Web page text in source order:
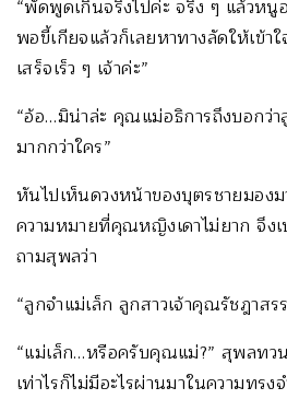
“พัดพูดเกินจริงไปค่ะ จริง ๆ แล้วห
พอขี้เกียจแล้วก็เลยหาทางลัดให้เข้า
เสร็จเร็ว ๆ เจ้าค่ะ”
“อ้อ…มิน่าล่ะ คุณแม่อธิการถึงบอกว่
มากกว่าใคร”
หันไปเห็นดวงหน้าของบุตรชายมอง
ความหมายที่คุณหญิงเดาไม่ยาก จึงเ
ถามสุพลว่า
“ลูกจำแม่เล็ก ลูกสาวเจ้าคุณรัชฎาส
“แม่เล็ก…หรือครับคุณแม่?” สุพลท
เท่าไรก็ไม่มีอะไรผ่านมาในความทรง